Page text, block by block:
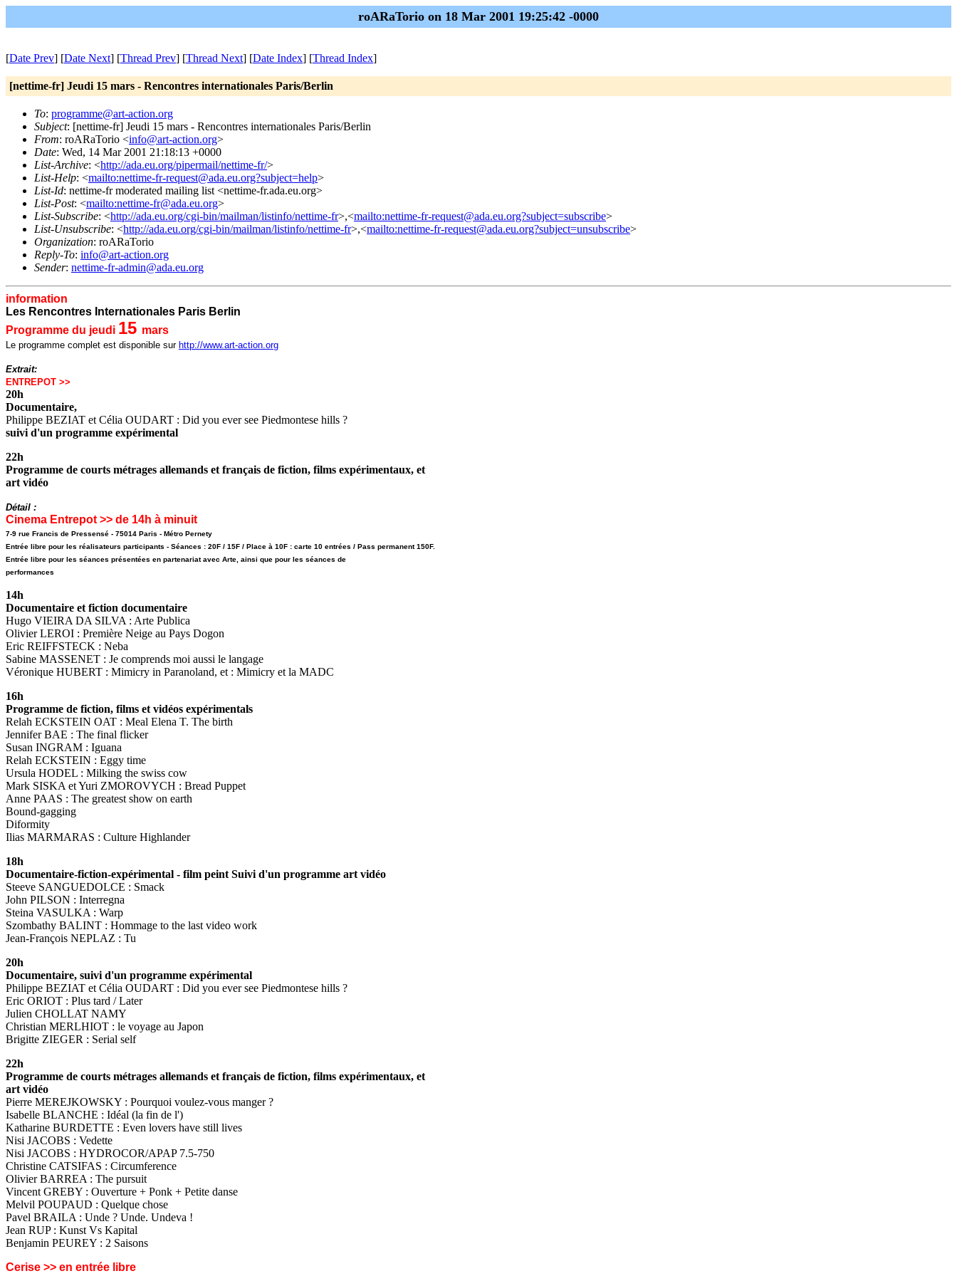
roARaTorio on 18 Mar 2001 19:25:42 -0000
[Date Prev] [Date Next] [Thread Prev] [Thread Next] [Date Index] [Thread Index]
[nettime-fr] Jeudi 15 mars - Rencontres internationales Paris/Berlin
To: programme@art-action.org
Subject: [nettime-fr] Jeudi 15 mars - Rencontres internationales Paris/Berlin
From: roARaTorio <info@art-action.org>
Date: Wed, 14 Mar 2001 21:18:13 +0000
List-Archive: <http://ada.eu.org/pipermail/nettime-fr/>
List-Help: <mailto:nettime-fr-request@ada.eu.org?subject=help>
List-Id: nettime-fr moderated mailing list <nettime-fr.ada.eu.org>
List-Post: <mailto:nettime-fr@ada.eu.org>
List-Subscribe: <http://ada.eu.org/cgi-bin/mailman/listinfo/nettime-fr>,<mailto:nettime-fr-request@ada.eu.org?subject=subscribe>
List-Unsubscribe: <http://ada.eu.org/cgi-bin/mailman/listinfo/nettime-fr>,<mailto:nettime-fr-request@ada.eu.org?subject=unsubscribe>
Organization: roARaTorio
Reply-To: info@art-action.org
Sender: nettime-fr-admin@ada.eu.org
information
Les Rencontres Internationales Paris Berlin
Programme du jeudi 15 mars
Le programme complet est disponible sur http://www.art-action.org
Extrait:
ENTREPOT >>
20h
Documentaire,
Philippe BEZIAT et Célia OUDART : Did you ever see Piedmontese hills ?
suivi d'un programme expérimental
22h
Programme de courts métrages allemands et français de fiction, films expérimentaux, et
art vidéo
Détail :
Cinema Entrepot >> de 14h à minuit
7-9 rue Francis de Pressensé - 75014 Paris - Métro Pernety
Entrée libre pour les réalisateurs participants - Séances : 20F / 15F / Place à 10F : carte 10 entrées / Pass permanent 150F.
Entrée libre pour les séances présentées en partenariat avec Arte, ainsi que pour les séances de
performances
14h
Documentaire et fiction documentaire
Hugo VIEIRA DA SILVA : Arte Publica
Olivier LEROI : Première Neige au Pays Dogon
Eric REIFFSTECK : Neba
Sabine MASSENET : Je comprends moi aussi le langage
Véronique HUBERT : Mimicry in Paranoland, et : Mimicry et la MADC
16h
Programme de fiction, films et vidéos expérimentals
Relah ECKSTEIN OAT : Meal Elena T. The birth
Jennifer BAE : The final flicker
Susan INGRAM : Iguana
Relah ECKSTEIN : Eggy time
Ursula HODEL : Milking the swiss cow
Mark SISKA et Yuri ZMOROVYCH : Bread Puppet
Anne PAAS : The greatest show on earth
Bound-gagging
Diformity
Ilias MARMARAS : Culture Highlander
18h
Documentaire-fiction-expérimental - film peint Suivi d'un programme art vidéo
Steeve SANGUEDOLCE : Smack
John PILSON : Interregna
Steina VASULKA : Warp
Szombathy BALINT : Hommage to the last video work
Jean-François NEPLAZ : Tu
20h
Documentaire, suivi d'un programme expérimental
Philippe BEZIAT et Célia OUDART : Did you ever see Piedmontese hills ?
Eric ORIOT : Plus tard / Later
Julien CHOLLAT NAMY
Christian MERLHIOT : le voyage au Japon
Brigitte ZIEGER : Serial self
22h
Programme de courts métrages allemands et français de fiction, films expérimentaux, et
art vidéo
Pierre MEREJKOWSKY : Pourquoi voulez-vous manger ?
Isabelle BLANCHE : Idéal (la fin de l')
Katharine BURDETTE : Even lovers have still lives
Nisi JACOBS : Vedette
Nisi JACOBS : HYDROCOR/APAP 7.5-750
Christine CATSIFAS : Circumference
Olivier BARREA : The pursuit
Vincent GREBY : Ouverture + Ponk + Petite danse
Melvil POUPAUD : Quelque chose
Pavel BRAILA : Unde ? Unde. Undeva !
Jean RUP : Kunst Vs Kapital
Benjamin PEUREY : 2 Saisons
Cerise >> en entrée libre